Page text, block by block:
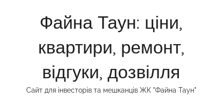
Файна Таун: ціни,
квартири, ремонт,
відгуки, дозвілля
Сайт для інвесторів та мешканців ЖК "Файна Таун"